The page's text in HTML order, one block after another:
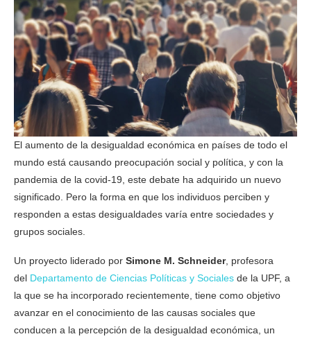
El aumento de la desigualdad económica en países de todo el
mundo está causando preocupación social y política, y con la
pandemia de la covid-19, este debate ha adquirido un nuevo
significado. Pero la forma en que los individuos perciben y
responden a estas desigualdades varía entre sociedades y
grupos sociales.
Un proyecto liderado por Simone M. Schneider, profesora
del Departamento de Ciencias Políticas y Sociales de la UPF, a
la que se ha incorporado recientemente, tiene como objetivo
avanzar en el conocimiento de las causas sociales que
conducen a la percepción de la desigualdad económica, un